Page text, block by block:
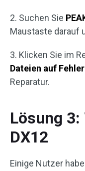
2. Suchen Sie
Maustaste darauf
3. Klicken Sie im
Dateien auf
Reparatur.
Lösung 3:
DX12
Einige Nutzer